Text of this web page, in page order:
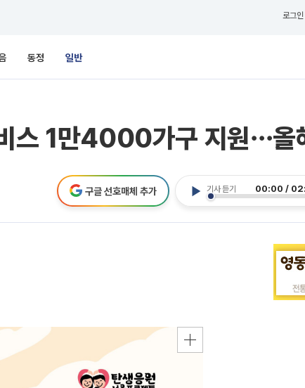
로그인
동정 일반
스 1만4000가구 지원⋯올
기사 듣기 00:00 /
구글 선호매체 추가